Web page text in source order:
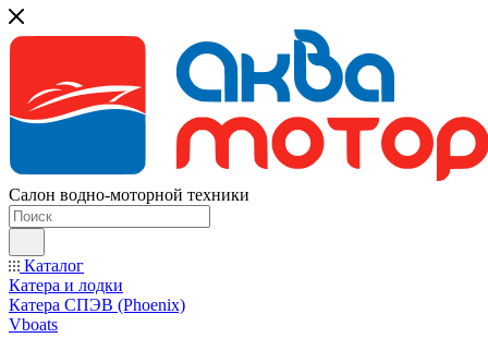
Салон водно-моторной техники
Каталог
Катера и лодки
Катера СПЭВ (Phoenix)
Vboats